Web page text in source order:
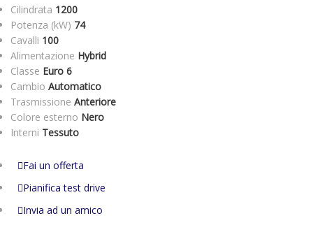
Cilindrata 1200
Potenza (kW) 74
Cavalli 100
Alimentazione Hybrid
Classe Euro 6
Cambio Automatico
Trasmissione Anteriore
Colore esterno Nero
Interni Tessuto
Fai un offerta
Pianifica test drive
Invia ad un amico